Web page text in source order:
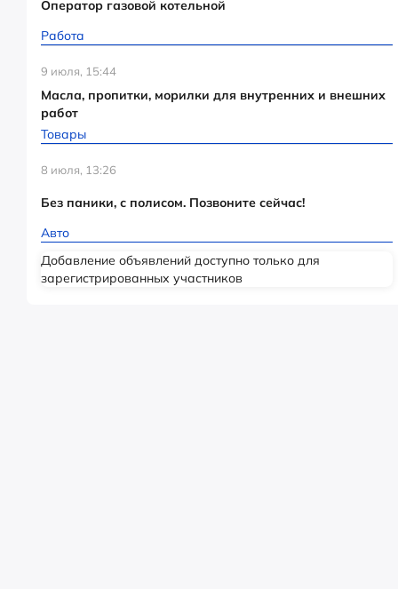
Оператор газовой котельной
Работа
9 июля, 15:44
Масла, пропитки, морилки для внутренних и внешних
работ
Товары
8 июля, 13:26
Без паники, с полисом. Позвоните сейчас!
Авто
Добавление объявлений доступно только для
зарегистрированных участников